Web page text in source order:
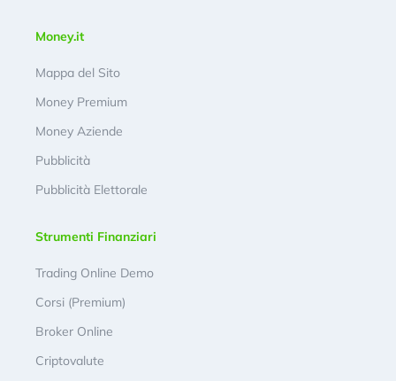
Money.it
Mappa del Sito
Money Premium
Money Aziende
Pubblicità
Pubblicità Elettorale
Strumenti Finanziari
Trading Online Demo
Corsi (Premium)
Broker Online
Criptovalute